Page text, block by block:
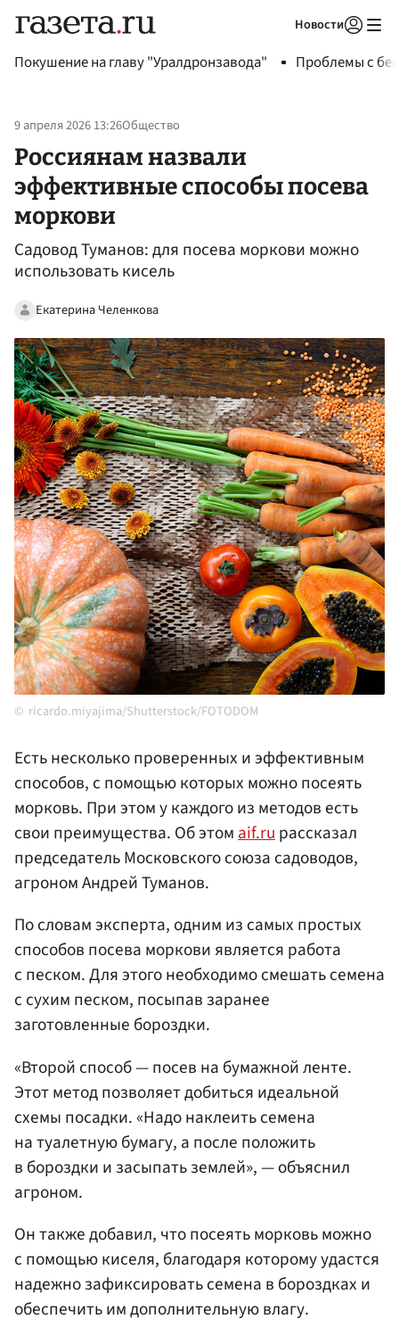
Новости
Покушение на главу "Уралдронзавода" Проблемы с
9 апреля 2026 13:26Общество
Россиянам назвали
эффективные способы посева
моркови
Садовод Туманов: для посева моркови можно
использовать кисель
Екатерина Челенкова
ricardo.miyajima/Shutterstock/FOTODOM
Есть несколько проверенных и эффективным
способов, с помощью которых можно посеять
морковь. При этом у каждого из методов есть
свои преимущества. Об этомaif.ruрассказал
председатель Московского союза садоводов,
агроном Андрей Туманов.
По словам эксперта, одним из самых простых
способов посева моркови является работа
с песком. Для этого необходимо смешать семена
с сухим песком, посыпав заранее
заготовленные бороздки.
«Второй способ — посев на бумажной ленте.
Этот метод позволяет добиться идеальной
схемы посадки. «Надо наклеить семена
на туалетную бумагу, а после положить
в бороздки и засыпать землей», — объяснил
агроном.
Он также добавил, что посеять морковь можно
с помощью киселя, благодаря которому удастся
надежно зафиксировать семена в бороздках и
обеспечить им дополнительную влагу.